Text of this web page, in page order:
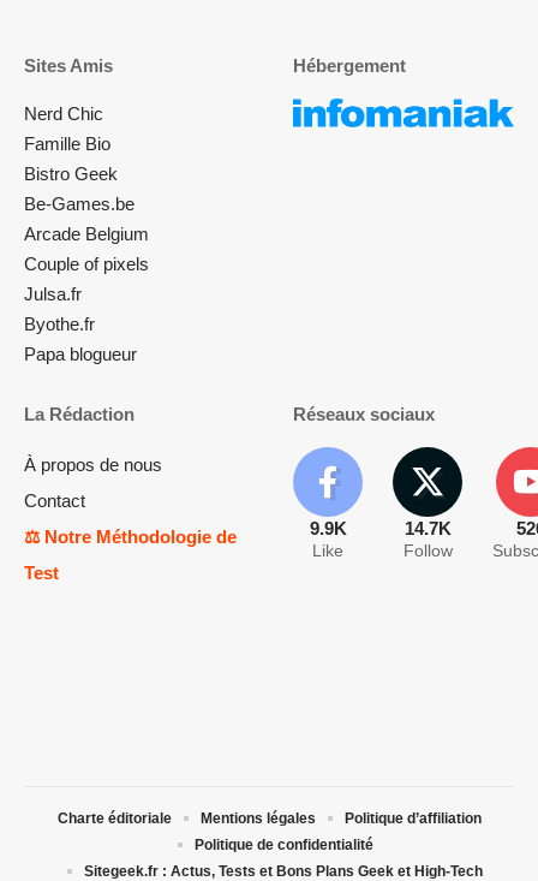
Sites Amis
Nerd Chic
Famille Bio
Bistro Geek
Be-Games.be
Arcade Belgium
Couple of pixels
Julsa.fr
Byothe.fr
Papa blogueur
Hébergement
La Rédaction
À propos de nous
Contact
⚖️ Notre Méthodologie de
Test
Réseaux sociaux
9.9K
Like
14.7K
Follow
Charte éditoriale Mentions légales
Politique d’affiliation
Politique de confidentialité
Sitegeek.fr : Actus, Tests et Bons Plans Geek et High-Tech